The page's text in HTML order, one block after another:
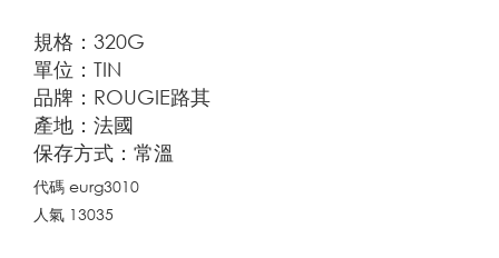
規格：320G
單位：TIN
品牌：ROUGIE路其
產地：法國
保存方式：常溫
代碼 eurg3010
人氣 13035